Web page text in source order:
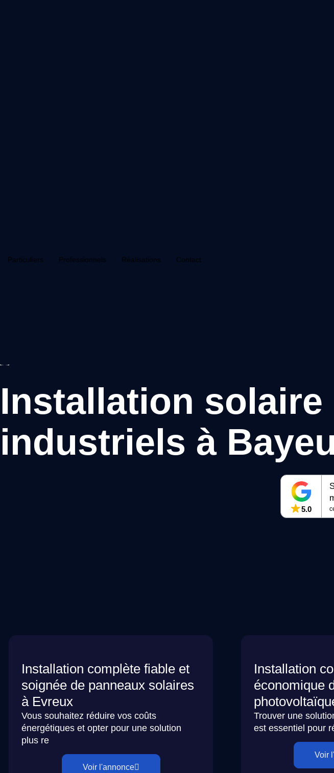
Particuliers Professionnels Réalisations Contact
Installation
industriels à
5.0
Installation complète fiable et
soignée de panneaux solaires
à Evreux
Vous souhaitez réduire vos coûts
énergétiques et opter pour une solution
plus re
Voir l'annonce
Installation
économique
Trouver une
est essentiel pour
Voir